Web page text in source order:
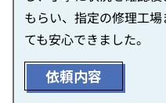
もらい、指定の修理工
ても安心できました。
依頼内容